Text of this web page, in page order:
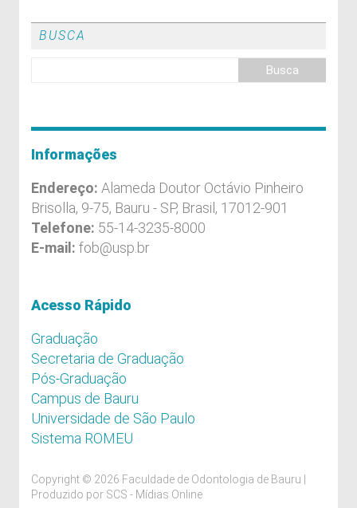
BUSCA
Informações
Endereço: Alameda Doutor Octávio Pinheiro
Brisolla, 9-75, Bauru - SP, Brasil, 17012-901
Telefone: 55-14-3235-8000
E-mail: fob@usp.br
Acesso Rápido
Graduação
Secretaria de Graduação
Pós-Graduação
Campus de Bauru
Universidade de São Paulo
Sistema ROMEU
Copyright © 2026 Faculdade de Odontologia de Bauru |
Produzido por SCS - Mídias Online